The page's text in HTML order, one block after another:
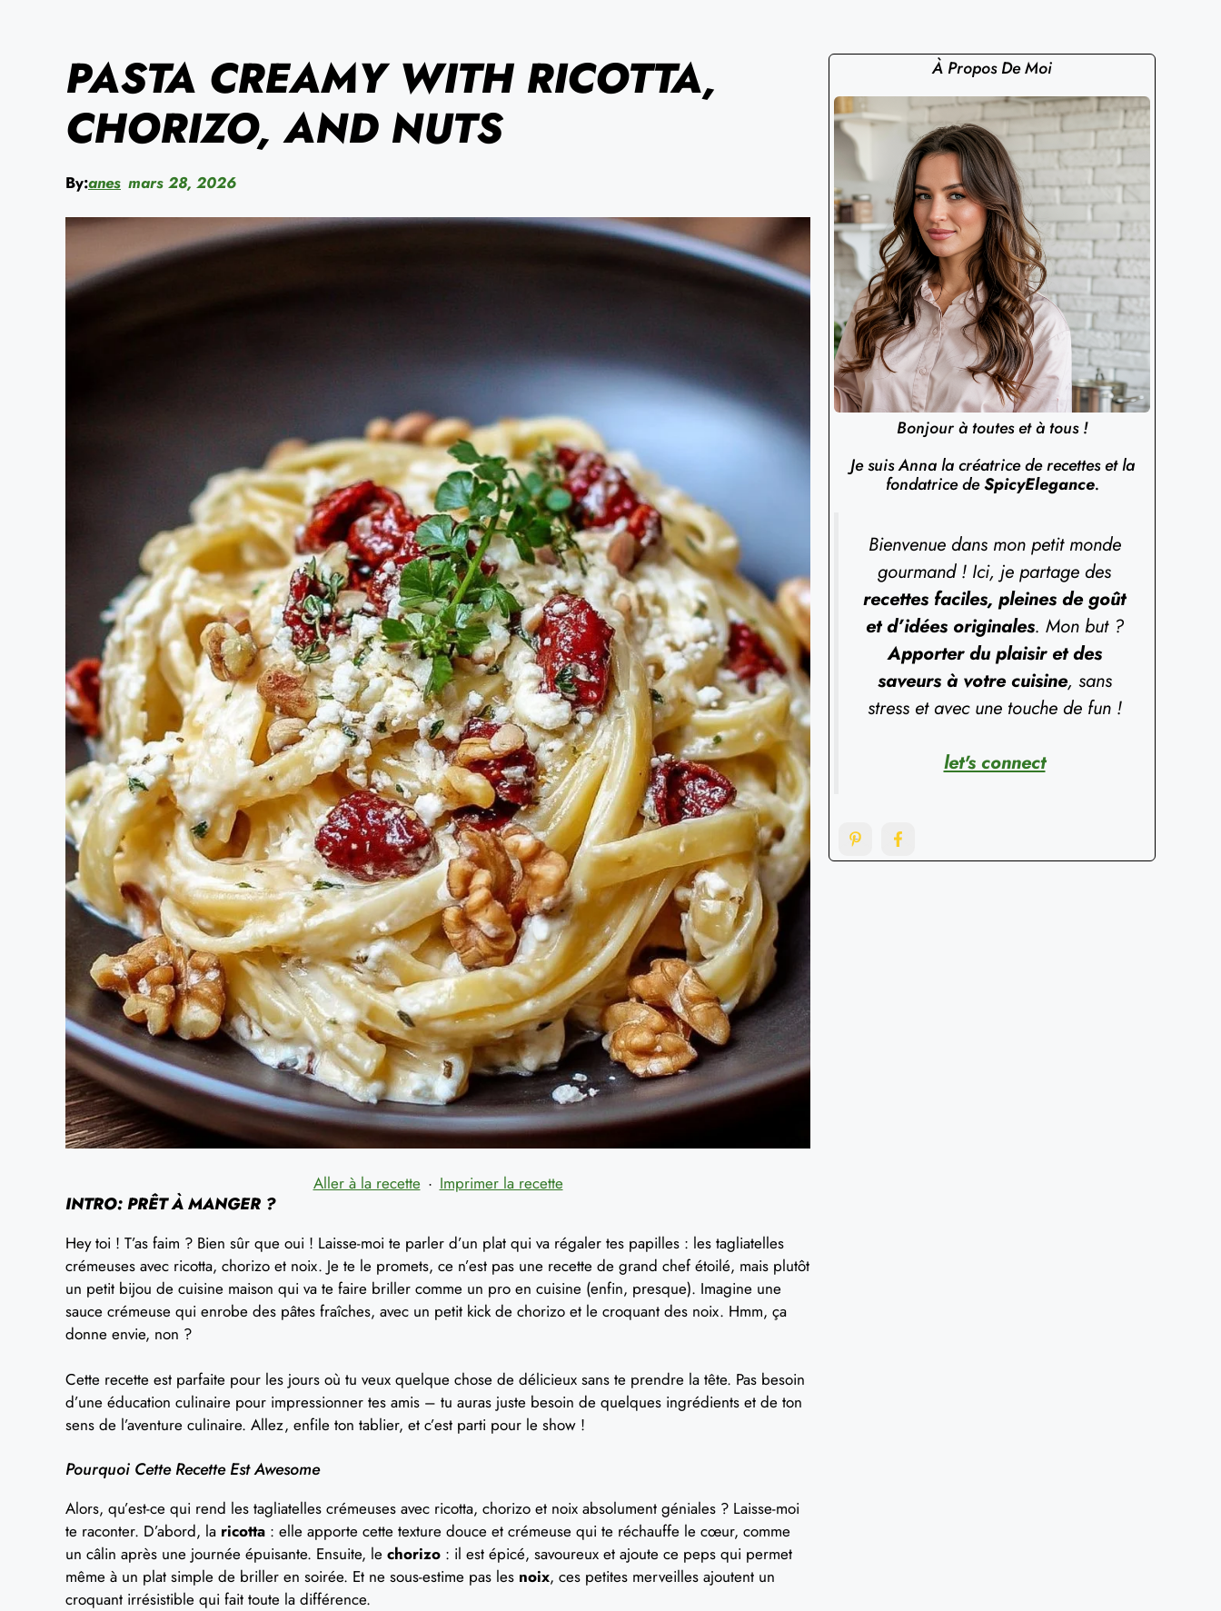
PASTA CREAMY WITH RICOTTA,
CHORIZO, AND NUTS
By:anes mars 28, 2026
Aller à la recette · Imprimer la recette
INTRO: PRÊT À MANGER ?
Hey toi ! T’as faim ? Bien sûr que oui ! Laisse-moi te parler d’un plat qui va régaler tes papilles : les tagliatelles
crémeuses avec ricotta, chorizo et noix. Je te le promets, ce n’est pas une recette de grand chef étoilé, mais plutôt
un petit bijou de cuisine maison qui va te faire briller comme un pro en cuisine (enfin, presque). Imagine une
sauce crémeuse qui enrobe des pâtes fraîches, avec un petit kick de chorizo et le croquant des noix. Hmm, ça
donne envie, non ?
Cette recette est parfaite pour les jours où tu veux quelque chose de délicieux sans te prendre la tête. Pas besoin
d’une éducation culinaire pour impressionner tes amis – tu auras juste besoin de quelques ingrédients et de ton
sens de l’aventure culinaire. Allez, enfile ton tablier, et c’est parti pour le show !
Pourquoi Cette Recette Est Awesome
Alors, qu’est-ce qui rend les tagliatelles crémeuses avec ricotta, chorizo et noix absolument géniales ? Laisse-moi
te raconter. D’abord, la ricotta : elle apporte cette texture douce et crémeuse qui te réchauffe le cœur, comme
un câlin après une journée épuisante. Ensuite, le chorizo : il est épicé, savoureux et ajoute ce peps qui permet
même à un plat simple de briller en soirée. Et ne sous-estime pas les noix, ces petites merveilles ajoutent un
croquant irrésistible qui fait toute la différence.
À Propos De Moi
Bonjour à toutes et à tous !
Je suis Anna la créatrice de recettes et la
fondatrice deSpicyElegance.
Bienvenue dans mon petit monde
gourmand ! Ici, je partage des
recettes faciles, pleines de goût
et d’idées originales. Mon but ?
Apporter du plaisir et des
saveurs à votre cuisine, sans
stress et avec une touche de fun !
let's connect